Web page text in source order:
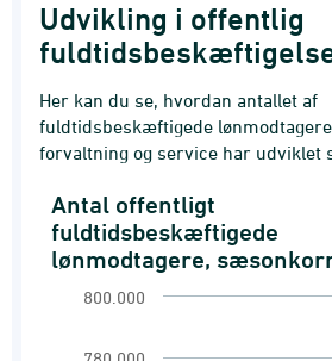
Udvikling i offentlig
Her kan du se, hvordan antallet af
fuldtidsbeskæftigede
forvaltning og service har udviklet
Antal offentligt
Line chart with 73 data
Offentligt
View as data table,
Antal offentligt
fuldtidsbeskæftigede
lønmodtagere,
800.000